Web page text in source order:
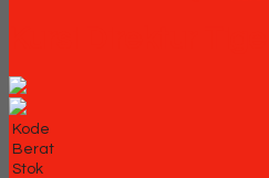
Kode
Berat
Stok